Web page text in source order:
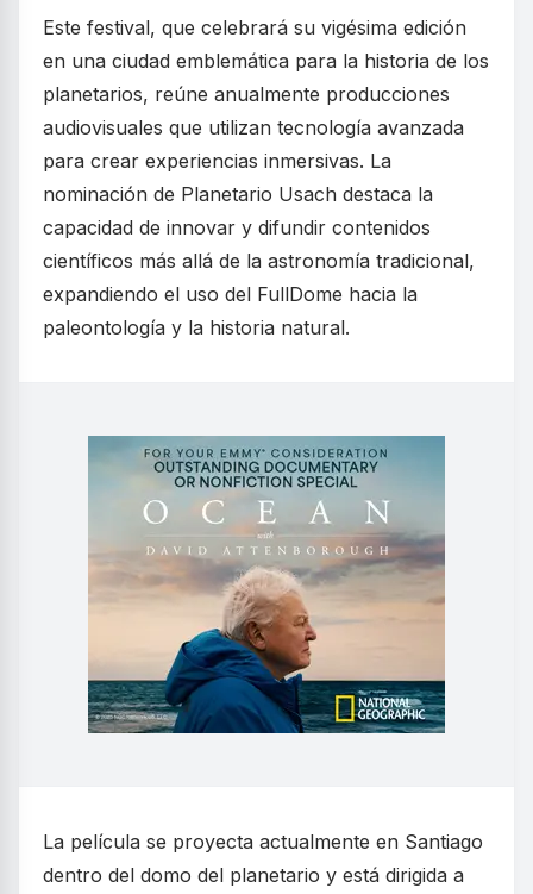
Este festival, que celebrará su vigésima edición
en una ciudad emblemática para la historia de los
planetarios, reúne anualmente producciones
audiovisuales que utilizan tecnología avanzada
para crear experiencias inmersivas. La
nominación de Planetario Usach destaca la
capacidad de innovar y difundir contenidos
científicos más allá de la astronomía tradicional,
expandiendo el uso del FullDome hacia la
paleontología y la historia natural.
La película se proyecta actualmente en Santiago
dentro del domo del planetario y está dirigida a